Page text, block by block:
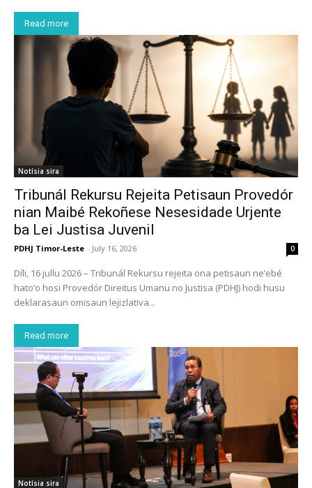
Read more
Notísia sira
Tribunál Rekursu Rejeita Petisaun Provedór
nian Maibé Rekoñese Nesesidade Urjente
ba Lei Justisa Juvenil
PDHJ Timor-Leste - July 16, 2026 0
Díli, 16 jullu 2026 – Tribunál Rekursu rejeita ona petisaun ne’ebé
hato’o hosi Provedór Direitus Umanu no Justisa (PDHJ) hodi husu
deklarasaun omisaun lejizlativa...
Read more
Notísia sira